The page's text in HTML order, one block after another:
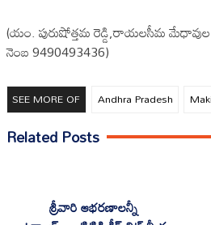
(యం. పురుషోత్తమ రెడ్డి,రాయలసీమ
నెంబ 9490493436)
SEE MORE OF Andhra Pradesh
Related Posts
శ్రీవారి ఆభరణాలన్నీ